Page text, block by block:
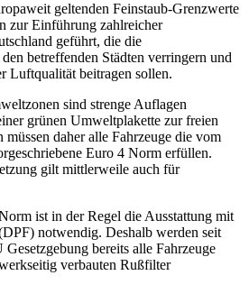
geltenden Feinstaub-Grenzwerte
zur Einführung zahlreicher
geführt, die die
betreffenden Städten verringern und
Luftqualität beitragen sollen.
sind strenge Auflagen
grünen Umweltplakette zur freien
daher alle Fahrzeuge die vom
Euro 4 Norm erfüllen.
gilt mittlerweile auch für
ist in der Regel die Ausstattung mit
notwendig. Deshalb werden seit
bereits alle Fahrzeuge
verbauten Rußfilter